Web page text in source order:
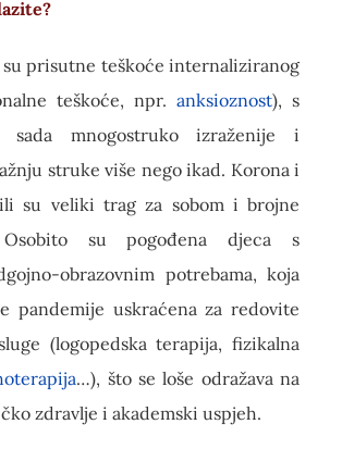
su prisutne teškoće internaliziranog
teškoće, npr.anksioznost), s
mnogostruko izraženije i
struke više nego ikad. Korona i
su veliki trag za sobom i brojne
Osobito su pogođena djeca s
obrazovnim potrebama, koja
pandemije uskraćena za redovite
(logopedska terapija, fizikalna
…), što se loše odražava na
zdravlje i akademski uspjeh.